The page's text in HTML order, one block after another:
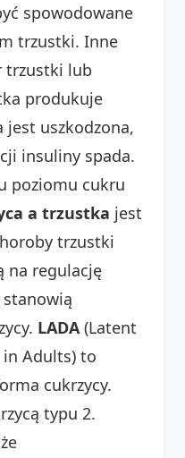
spowodowane
trzustki. Inne
trzustki lub
produkuje
jest uszkodzona,
insuliny spada.
poziomu cukru
a trzustka jest
trzustki
na regulację
stanowią
LADA (Latent
Adults) to
cukrzycy.
typu 2.